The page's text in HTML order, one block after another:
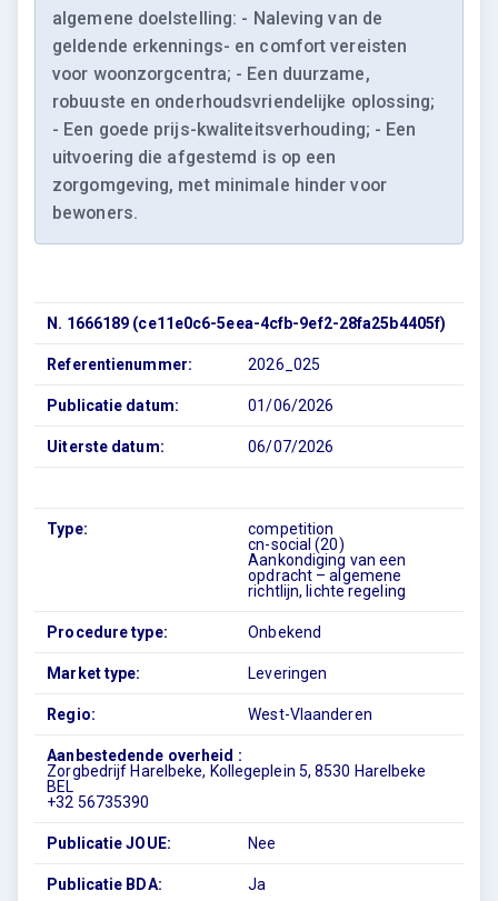
algemene doelstelling: - Naleving van de
geldende erkennings- en comfort vereisten
voor woonzorgcentra; - Een duurzame,
robuuste en onderhoudsvriendelijke oplossing;
- Een goede prijs-kwaliteitsverhouding; - Een
uitvoering die afgestemd is op een
zorgomgeving, met minimale hinder voor
bewoners.
N. 1666189 (ce11e0c6-5eea-4cfb-9ef2-28fa25b4405f)
Referentienummer: 2026_025
Publicatie datum: 01/06/2026
Uiterste datum: 06/07/2026
Type:
competition
cn-social (20)
Aankondiging van een
opdracht – algemene
richtlijn, lichte regeling
Procedure type: Onbekend
Market type: Leveringen
Regio: West-Vlaanderen
Aanbestedende overheid :
Zorgbedrijf Harelbeke, Kollegeplein 5, 8530 Harelbeke
BEL
+32 56735390
Publicatie JOUE: Nee
Publicatie BDA: Ja